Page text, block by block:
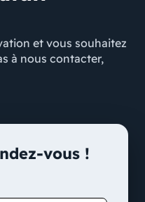
et vous souhaitez
à nous contacter,
vous !